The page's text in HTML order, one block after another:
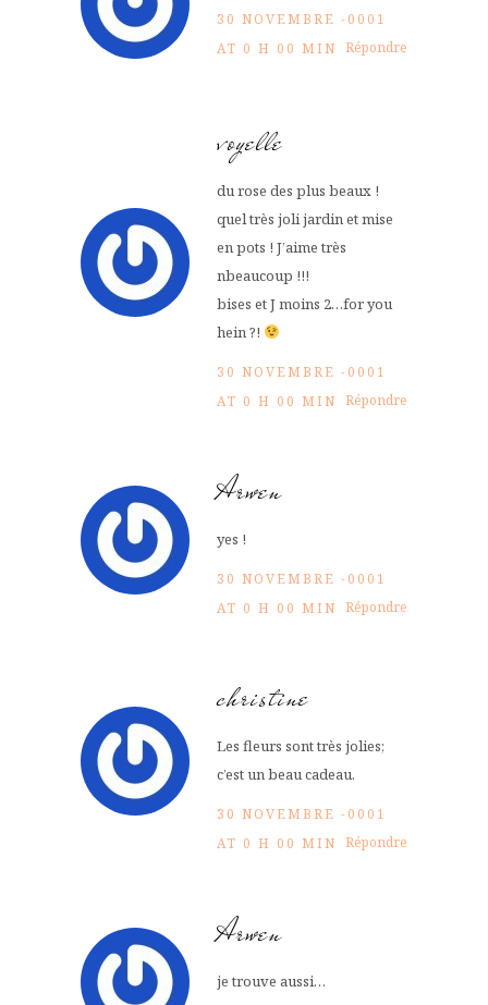
30 NOVEMBRE -0001
AT 0 H 00 MIN Répondre
voyelle
du rose des plus beaux !
quel très joli jardin et mise
en pots ! J’aime très
nbeaucoup !!!
bises et J moins 2…for you
hein ?!
30 NOVEMBRE -0001
AT 0 H 00 MIN Répondre
Arwen
yes !
30 NOVEMBRE -0001
AT 0 H 00 MIN Répondre
christine
Les fleurs sont très jolies;
c’est un beau cadeau.
30 NOVEMBRE -0001
AT 0 H 00 MIN Répondre
Arwen
je trouve aussi…